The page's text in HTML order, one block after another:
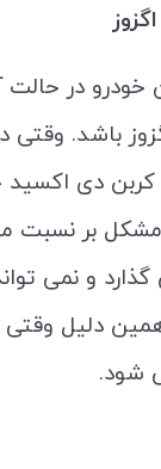
خودرو در حالت
باشد. وقتی
دی اکسید
بر
و نمی
دلیل وقتی
شود.